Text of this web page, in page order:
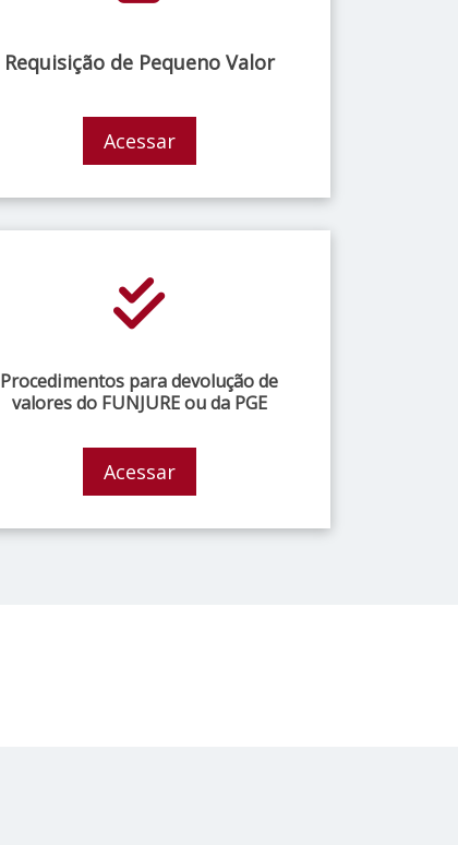
Requisição de Pequeno Valor
Acessar
Procedimentos para devolução de
valores do FUNJURE ou da PGE
Acessar